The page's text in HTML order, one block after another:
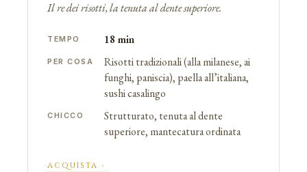
Il re dei risotti, la tenuta al dente superiore.
TEMPO 18 min
PER COSA
Risotti tradizionali (alla milanese, ai
funghi, paniscia), paella all’italiana,
sushi casalingo
CHICCO
Strutturato, tenuta al dente
superiore, mantecatura ordinata
ACQUISTA ›